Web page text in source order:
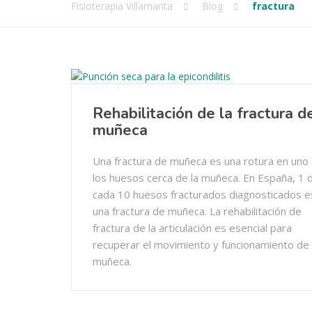
Fisioterapia Villamanta Blog fractura
Rehabilitación de la fractura
muñeca
Una fractura de muñeca es una rotura en uno
los huesos cerca de la muñeca. En España, 1
cada 10 huesos fracturados diagnosticados
una fractura de muñeca. La rehabilitación de
fractura de la articulación es esencial para
recuperar el movimiento y funcionamiento de
muñeca.